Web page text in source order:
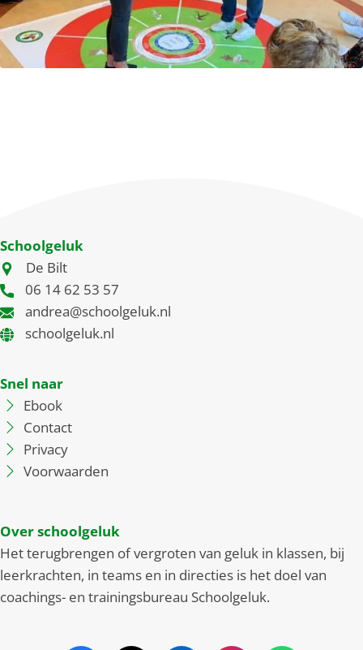
Schoolgeluk
De Bilt
06 14 62 53 57
andrea@schoolgeluk.nl
schoolgeluk.nl
Snel naar
Ebook
Contact
Privacy
Voorwaarden
Over schoolgeluk
Het terugbrengen of vergroten van geluk in klassen, bij
leerkrachten, in teams en in directies is het doel van
coachings- en trainingsbureau Schoolgeluk.